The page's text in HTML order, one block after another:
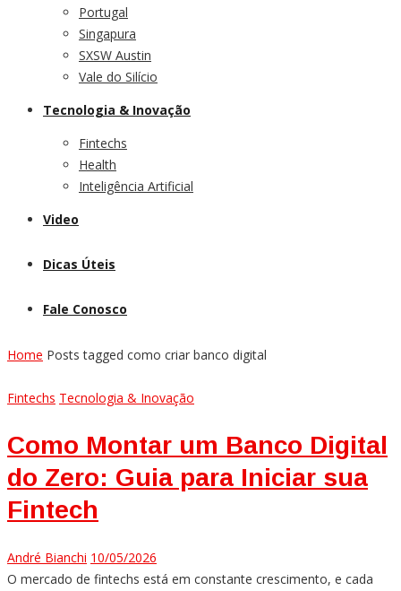
Portugal
Singapura
SXSW Austin
Vale do Silício
Tecnologia & Inovação
Fintechs
Health
Inteligência Artificial
Video
Dicas Úteis
Fale Conosco
Home Posts tagged como criar banco digital
Fintechs Tecnologia & Inovação
Como Montar um Banco Digital
do Zero: Guia para Iniciar sua
Fintech
André Bianchi 10/05/2026
O mercado de fintechs está em constante crescimento, e cada